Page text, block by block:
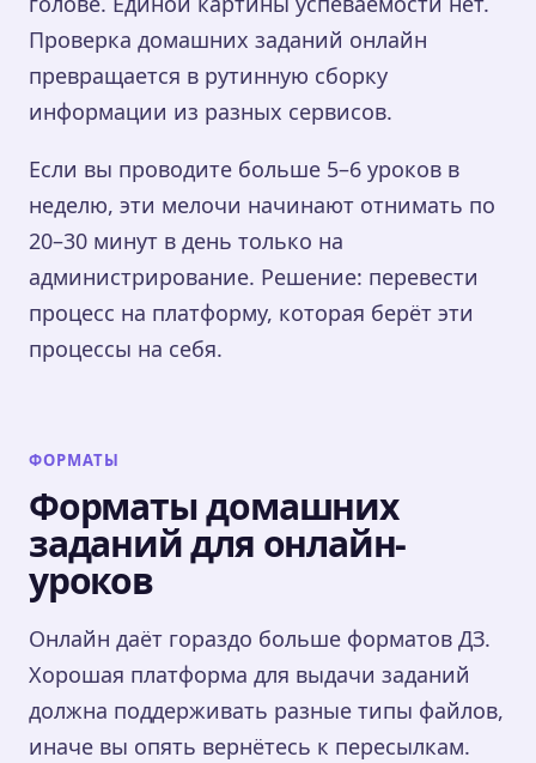
Проверка домашних заданий онлайн
превращается в рутинную сборку
информации из разных сервисов.
Если вы проводите больше 5–6 уроков в
неделю, эти мелочи начинают отнимать по
20–30 минут в день только на
администрирование. Решение: перевести
процесс на платформу, которая берёт эти
процессы на себя.
ФОРМАТЫ
Форматы домашних
заданий для онлайн-
уроков
Онлайн даёт гораздо больше форматов ДЗ.
Хорошая платформа для выдачи заданий
должна поддерживать разные типы файлов,
иначе вы опять вернётесь к пересылкам.